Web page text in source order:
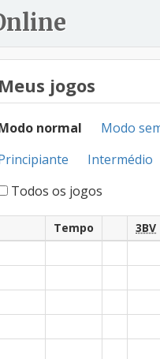
Meus jogos
normal Modo
Intermédio
Todos os jogos
Tempo 3BV